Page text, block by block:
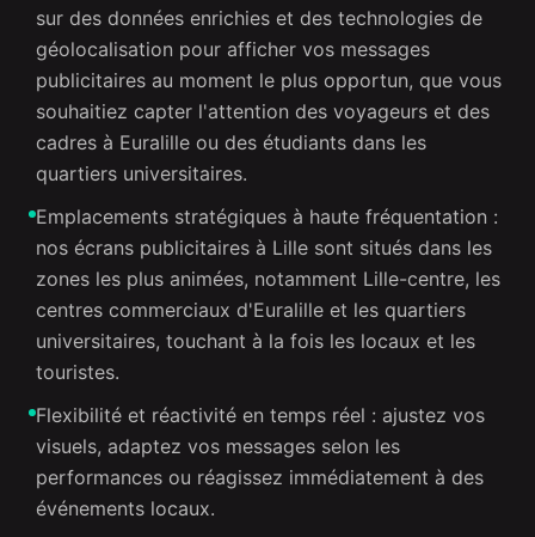
sur des données enrichies et des technologies de
géolocalisation pour afficher vos messages
publicitaires au moment le plus opportun, que vous
souhaitiez capter l'attention des voyageurs et des
cadres à Euralille ou des étudiants dans les
quartiers universitaires.
Emplacements stratégiques à haute fréquentation :
nos écrans publicitaires à Lille sont situés dans les
zones les plus animées, notamment Lille-centre, les
centres commerciaux d'Euralille et les quartiers
universitaires, touchant à la fois les locaux et les
touristes.
Flexibilité et réactivité en temps réel : ajustez vos
visuels, adaptez vos messages selon les
performances ou réagissez immédiatement à des
événements locaux.